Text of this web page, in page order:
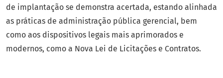
de implantação se demonstra acertada, estando alinhada
as práticas de administração pública gerencial, bem
como aos dispositivos legais mais aprimorados e
modernos, como a Nova Lei de Licitações e Contratos.